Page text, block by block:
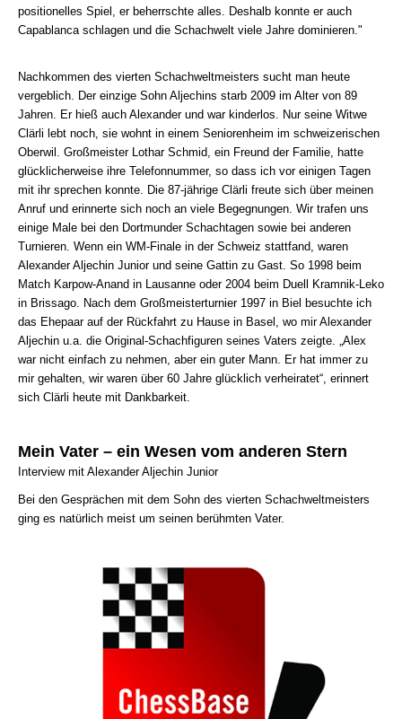
positionelles Spiel, er beherrschte alles. Deshalb konnte er auch
Capablanca schlagen und die Schachwelt viele Jahre dominieren."
Nachkommen des vierten Schachweltmeisters sucht man heute
vergeblich. Der einzige Sohn Aljechins starb 2009 im Alter von 89
Jahren. Er hieß auch Alexander und war kinderlos. Nur seine Witwe
Clärli lebt noch, sie wohnt in einem Seniorenheim im schweizerischen
Oberwil. Großmeister Lothar Schmid, ein Freund der Familie, hatte
glücklicherweise ihre Telefonnummer, so dass ich vor einigen Tagen
mit ihr sprechen konnte. Die 87-jährige Clärli freute sich über meinen
Anruf und erinnerte sich noch an viele Begegnungen. Wir trafen uns
einige Male bei den Dortmunder Schachtagen sowie bei anderen
Turnieren. Wenn ein WM-Finale in der Schweiz stattfand, waren
Alexander Aljechin Junior und seine Gattin zu Gast. So 1998 beim
Match Karpow-Anand in Lausanne oder 2004 beim Duell Kramnik-Leko
in Brissago. Nach dem Großmeisterturnier 1997 in Biel besuchte ich
das Ehepaar auf der Rückfahrt zu Hause in Basel, wo mir Alexander
Aljechin u.a. die Original-Schachfiguren seines Vaters zeigte. „Alex
war nicht einfach zu nehmen, aber ein guter Mann. Er hat immer zu
mir gehalten, wir waren über 60 Jahre glücklich verheiratet“, erinnert
sich Clärli heute mit Dankbarkeit.
Mein Vater – ein Wesen vom anderen Stern
Interview mit Alexander Aljechin Junior
Bei den Gesprächen mit dem Sohn des vierten Schachweltmeisters
ging es natürlich meist um seinen berühmten Vater.